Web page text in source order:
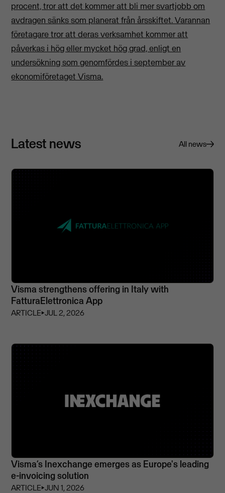
procent, tror att det kommer att bli mer svartjobb om
avdragen sänks som planerat från årsskiftet. Varannan
företagare tror att deras verksamhet kommer att
påverkas i hög eller mycket hög grad, enligt en
undersökning som genomfördes i september av
ekonomiföretaget Visma.
Latest news All news
Visma strengthens offering in Italy with
FatturaElettronica App
ARTICLE⏵JUL 2, 2026
Visma’s Inexchange emerges as Europe's leading
e-invoicing solution
ARTICLE⏵JUN 1, 2026